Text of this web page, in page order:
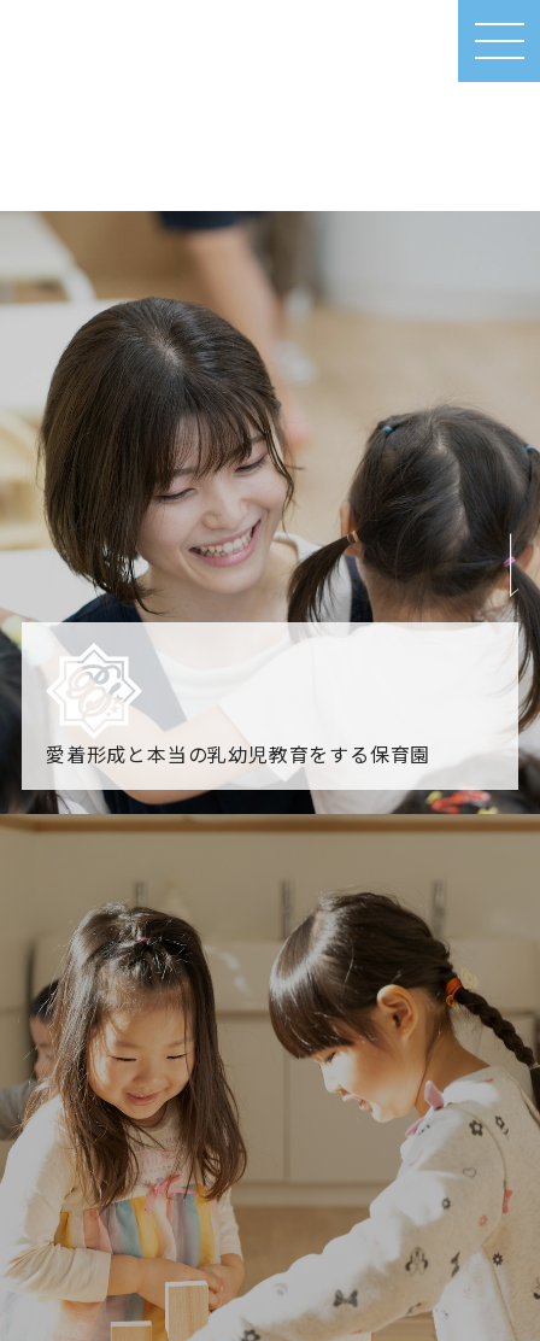
MEN
U
愛着形成と本当の乳幼児教育をする保育園
園からのお知らせ
「すくすく子育て」でリトルスター保育園が紹介されま
各園のブログ
2026.08.06 赤しそジュース作り～にじ組～2026.08.0
5 【そら組】誕生会
一覧を見る